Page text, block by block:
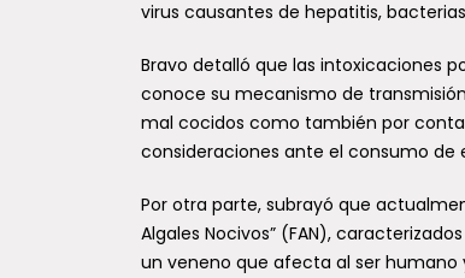
virus causantes de hepatitis,
Bravo detalló que las intoxicaciones
conoce su mecanismo de
mal cocidos como también por
consideraciones ante el consumo de
Por otra parte, subrayó que
Algales Nocivos” (FAN),
un veneno que afecta al ser humano